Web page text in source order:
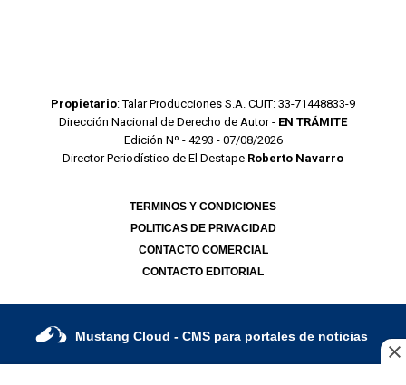
Propietario: Talar Producciones S.A. CUIT: 33-71448833-9
Dirección Nacional de Derecho de Autor - EN TRÁMITE
Edición Nº - 4293 - 07/08/2026
Director Periodístico de El Destape Roberto Navarro
TERMINOS Y CONDICIONES
POLITICAS DE PRIVACIDAD
CONTACTO COMERCIAL
CONTACTO EDITORIAL
Mustang Cloud - CMS para portales de noticias